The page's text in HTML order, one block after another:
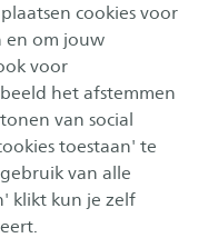
cookies voor
en om jouw
voor
het afstemmen
van social
toestaan' te
van alle
klikt kun je zelf
en
jubileren,
Minuten